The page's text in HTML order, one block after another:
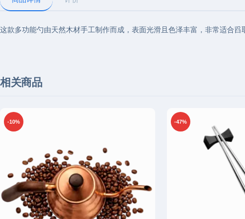
这款多功能勺由天然木材手工制作而成，表面光滑且色泽丰富，非常适合舀
相关商品
-10% -47%